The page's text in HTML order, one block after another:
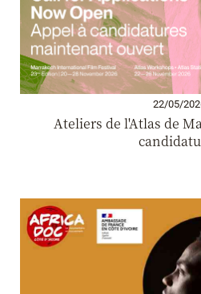
22/05/
Ateliers de l'Atlas de